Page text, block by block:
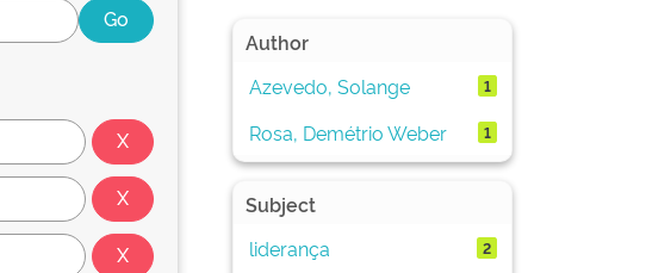
Author
Azevedo, Solange
1
Rosa, Demétrio Weber 1
Subject
liderança
2